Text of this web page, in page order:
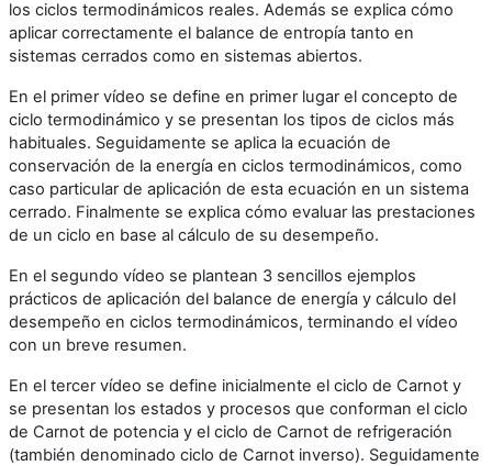
los ciclos termodinámicos reales. Además se explica cómo
aplicar correctamente el balance de entropía tanto en
sistemas cerrados como en sistemas abiertos.
En el primer vídeo se define en primer lugar el concepto de
ciclo termodinámico y se presentan los tipos de ciclos más
habituales. Seguidamente se aplica la ecuación de
conservación de la energía en ciclos termodinámicos, como
caso particular de aplicación de esta ecuación en un sistema
cerrado. Finalmente se explica cómo evaluar las prestaciones
de un ciclo en base al cálculo de su desempeño.
En el segundo vídeo se plantean 3 sencillos ejemplos
prácticos de aplicación del balance de energía y cálculo del
desempeño en ciclos termodinámicos, terminando el vídeo
con un breve resumen.
En el tercer vídeo se define inicialmente el ciclo de Carnot y
se presentan los estados y procesos que conforman el ciclo
de Carnot de potencia y el ciclo de Carnot de refrigeración
(también denominado ciclo de Carnot inverso). Seguidamente